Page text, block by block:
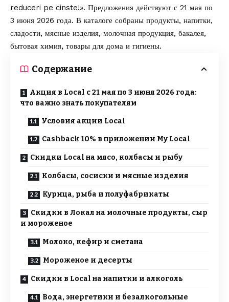
reduceri pe cinste!». Предложения действуют с 21 мая по
3 июня 2026 года. В каталоге собраны продукты, напитки,
сладости, мясные изделия, молочная продукция, бакалея,
бытовая химия, товары для дома и гигиены.
Содержание
Акция в Local с 21 мая по 3 июня 2026 года:
что важно знать покупателям
Условия акции Local
Cashback 10% в приложении My Local
Скидки Local на мясо, колбасы и рыбу
Колбасы, сосиски и мясные изделия
Курица, рыба и полуфабрикаты
Скидки в Локал на молочные продукты, сыр
и мороженое
Молоко, кефир и сметана
Мороженое и десерты
Скидки в Local на напитки и алкоголь
Вода, энергетики и безалкогольные